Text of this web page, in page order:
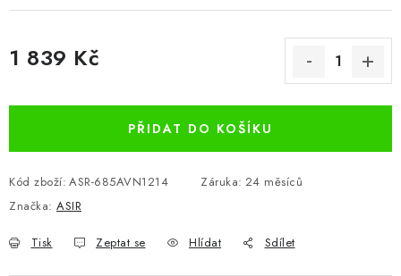
1 839 Kč
PŘIDAT DO KOŠÍKU
Kód zboží: ASR-685AVN1214 Záruka: 24 měsíců
Značka: ASIR
Tisk Zeptat se Hlídat Sdílet